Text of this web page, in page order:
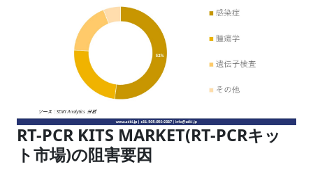
RT-PCR KITS MARKET(RT-PCRキッ
ト市場)の阻害要因